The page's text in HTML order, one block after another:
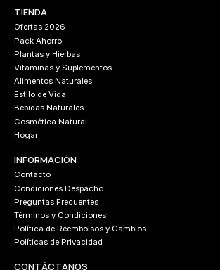
TIENDA
Ofertas 2026
Pack Ahorro
Plantas y Hierbas
Vitaminas y Suplementos
Alimentos Naturales
Estilo de Vida
Bebidas Naturales
Cosmética Natural
Hogar
INFORMACIÓN
Contacto
Condiciones Despacho
Preguntas Frecuentes
Términos y Condiciones
Política de Reembolsos y Cambios
Políticas de Privacidad
CONTÁCTANOS